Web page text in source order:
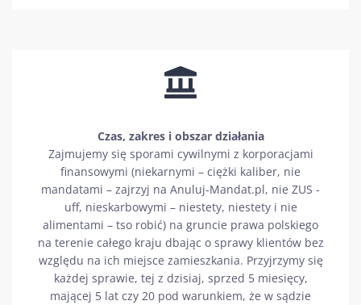
Czas, zakres i obszar działania
Zajmujemy się sporami cywilnymi z korporacjami
finansowymi (niekarnymi – ciężki kaliber, nie
mandatami – zajrzyj na Anuluj-Mandat.pl, nie ZUS -
uff, nieskarbowymi – niestety, niestety i nie
alimentami – tso robić) na gruncie prawa polskiego
na terenie całego kraju dbając o sprawy klientów bez
względu na ich miejsce zamieszkania. Przyjrzymy się
każdej sprawie, tej z dzisiaj, sprzed 5 miesięcy,
mającej 5 lat czy 20 pod warunkiem, że w sądzie